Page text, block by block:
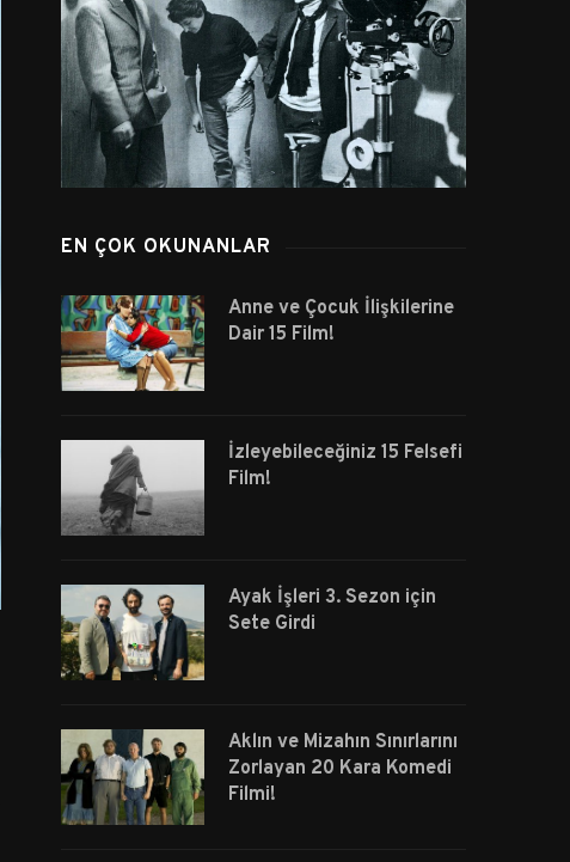
EN ÇOK OKUNANLAR
Anne ve Çocuk İlişkilerine
Dair 15 Film!
İzleyebileceğiniz 15 Felsefi
Film!
Ayak İşleri 3. Sezon için
Sete Girdi
Aklın ve Mizahın Sınırlarını
Zorlayan 20 Kara Komedi
Filmi!